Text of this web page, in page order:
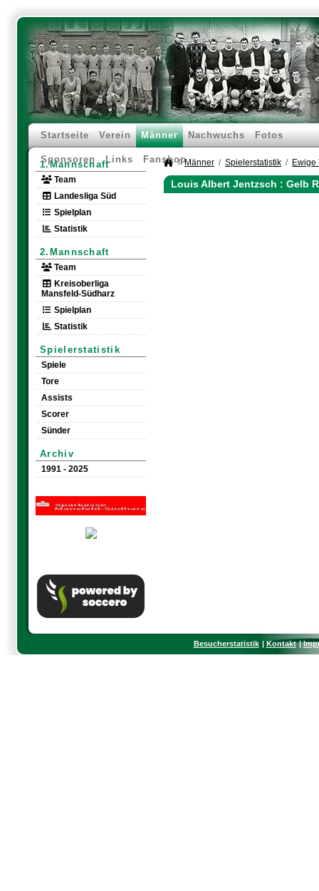
Startseite Verein Männer Nachwuchs Fotos
Sponsoren Links Fanshop
1.Mannschaft
Team
Landesliga Süd
Spielplan
Statistik
2.Mannschaft
Team
Kreisoberliga
Mansfeld-Südharz
Spielplan
Statistik
Spielerstatistik
Spiele
Tore
Assists
Scorer
Sünder
Archiv
1991 - 2025
Männer Spielerstatistik Ewige
Louis Albert Jentzsch : Gelb
Besucherstatistik Kontakt